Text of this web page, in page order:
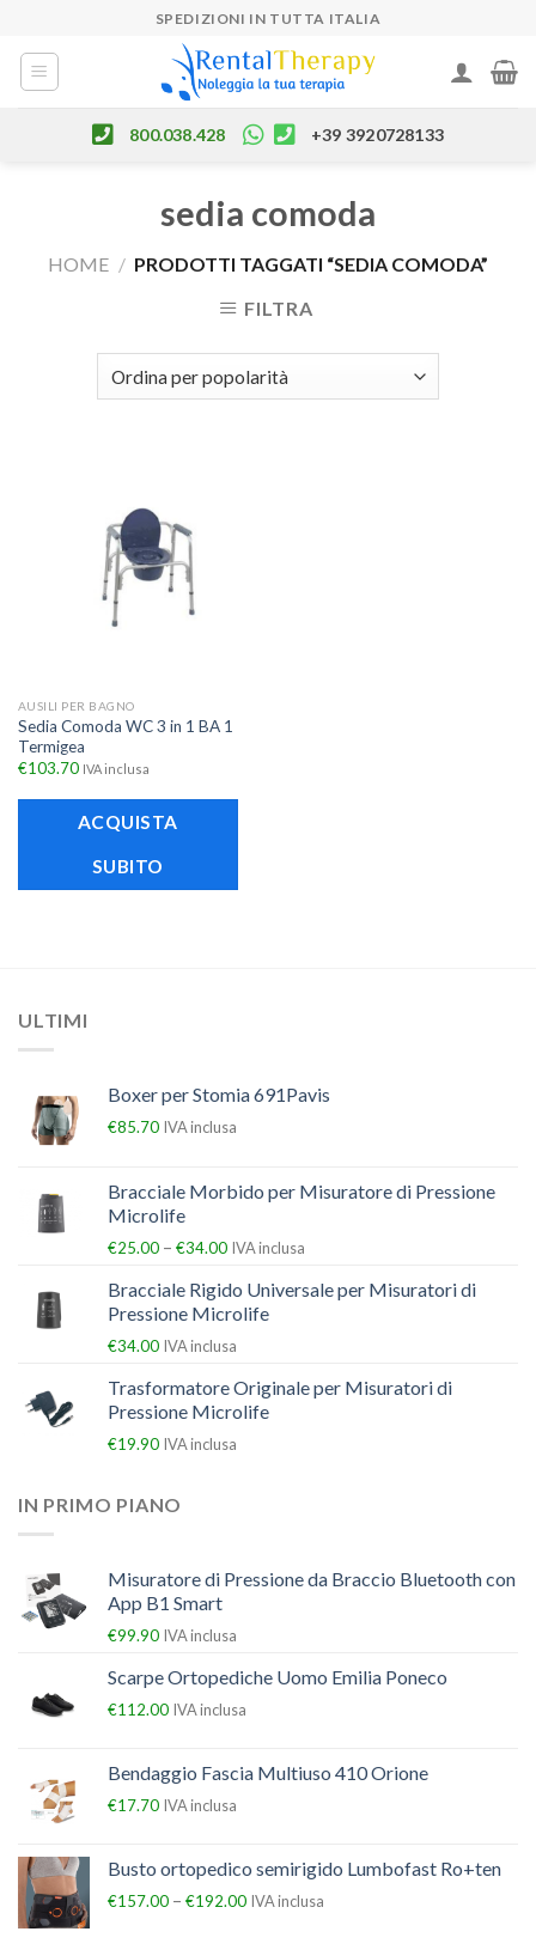
content
SPEDIZIONI IN TUTTA ITALIA
800.038.428 +39 3920728133
sedia comoda
HOME / PRODOTTI TAGGATI “SEDIA COMODA”
FILTRA
AUSILI PER BAGNO
Sedia Comoda WC 3 in 1 BA 1
Termigea
€103.70 IVA inclusa
ACQUISTA
SUBITO
ULTIMI
Boxer per Stomia 691Pavis
€85.70 IVA inclusa
Bracciale Morbido per Misuratore di Pressione
Microlife
€25.00 – €34.00 IVA inclusa
Bracciale Rigido Universale per Misuratori di
Pressione Microlife
€34.00 IVA inclusa
Trasformatore Originale per Misuratori di
Pressione Microlife
€19.90 IVA inclusa
IN PRIMO PIANO
Misuratore di Pressione da Braccio Bluetooth con
App B1 Smart
€99.90 IVA inclusa
Scarpe Ortopediche Uomo Emilia Poneco
€112.00 IVA inclusa
Bendaggio Fascia Multiuso 410 Orione
€17.70 IVA inclusa
Busto ortopedico semirigido Lumbofast Ro+ten
€157.00 – €192.00 IVA inclusa